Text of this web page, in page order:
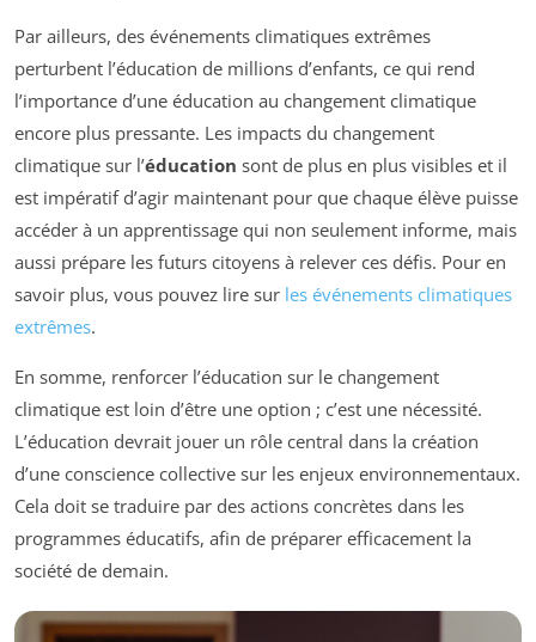
Par ailleurs, des événements climatiques extrêmes
perturbent l’éducation de millions d’enfants, ce qui rend
l’importance d’une éducation au changement climatique
encore plus pressante. Les impacts du changement
climatique sur l’éducation sont de plus en plus visibles et il
est impératif d’agir maintenant pour que chaque élève puisse
accéder à un apprentissage qui non seulement informe, mais
aussi prépare les futurs citoyens à relever ces défis. Pour en
savoir plus, vous pouvez lire sur les événements climatiques
extrêmes.
En somme, renforcer l’éducation sur le changement
climatique est loin d’être une option ; c’est une nécessité.
L’éducation devrait jouer un rôle central dans la création
d’une conscience collective sur les enjeux environnementaux.
Cela doit se traduire par des actions concrètes dans les
programmes éducatifs, afin de préparer efficacement la
société de demain.